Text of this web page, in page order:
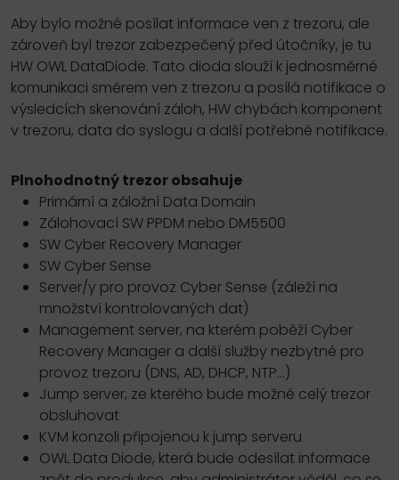
Aby bylo možné posílat informace ven z trezoru, ale
zároveň byl trezor zabezpečený před útočníky, je tu
HW OWL DataDiode. Tato dioda slouží k jednosměrné
komunikaci směrem ven z trezoru a posílá notifikace o
výsledcích skenování záloh, HW chybách komponent
v trezoru, data do syslogu a další potřebné notifikace.
Plnohodnotný trezor obsahuje
Primární a záložní Data Domain
Zálohovací SW PPDM nebo DM5500
SW Cyber Recovery Manager
SW Cyber Sense
Server/y pro provoz Cyber Sense (záleží na
množství kontrolovaných dat)
Management server, na kterém poběží Cyber
Recovery Manager a další služby nezbytné pro
provoz trezoru (DNS, AD, DHCP, NTP...)
Jump server, ze kterého bude možné celý trezor
obsluhovat
KVM konzoli připojenou k jump serveru
OWL Data Diode, která bude odesílat informace